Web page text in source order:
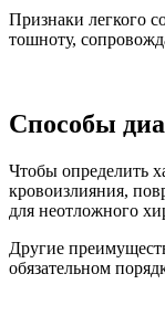
Признаки легкого
тошноту,
Способы
Чтобы определить
кровоизлияния,
для неотложного
Другие
обязательном